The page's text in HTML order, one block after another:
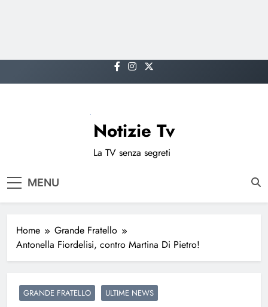
to
Notizie Tv
La TV senza segreti
MENU
Home
Grande Fratello
Antonella Fiordelisi, contro Martina Di Pietro!
GRANDE FRATELLO ULTIME NEWS